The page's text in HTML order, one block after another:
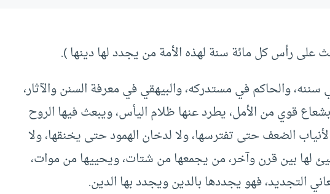
على رأس كل مائة سنة لهذه الأمة من يجدد لها دينها ).
والحاكم في مستدركه، والبيهقي في معرفة السنن والآثار،
قوي من الأمل، يطرد عنها ظلام اليأس، ويبعث فيها الروح
الضعف حتى تفترسها، ولا لدخان الهمود حتى يخنقها، ولا
لها بين قرن وآخر، من يجمعها من شتات، ويحييها من موات،
التجديد، فهو يجددها بالدين ويجدد بها الدين.